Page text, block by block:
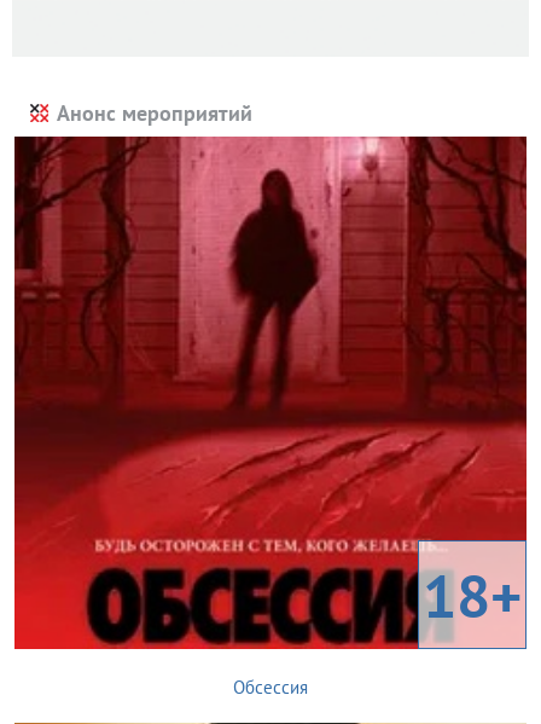
Анонс мероприятий
18+
Обсессия